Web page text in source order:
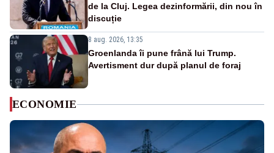
de la Cluj. Legea dezinformării, din nou în
discuție
8 aug. 2026, 13:35
Groenlanda îi pune frână lui Trump.
Avertisment dur după planul de foraj
ECONOMIE